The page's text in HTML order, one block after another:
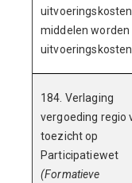
middelen worden
184. Verlaging
vergoeding regio
toezicht op
Participatiewet
(Formatieve